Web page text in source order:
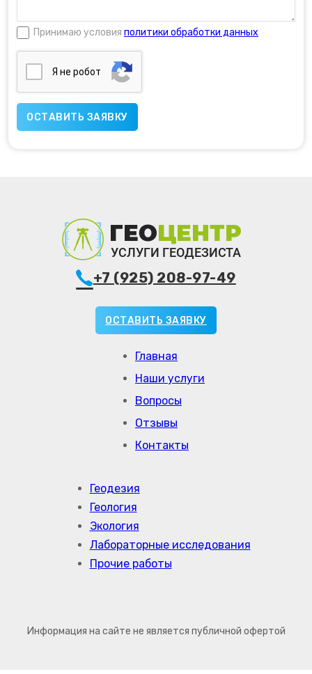
Принимаю условия политики обработки данных
Я нe poбoт
Главная
Наши услуги
Вопросы
Отзывы
Контакты
Геодезия
Геология
Экология
Лабораторные исследования
Прочие работы
+7 (925) 208-97-49
ОСТАВИТЬ ЗАЯВКУ
Информация на сайте не является публичной офертой